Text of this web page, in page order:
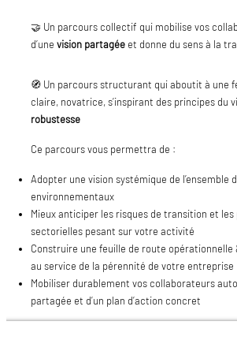
🤝 Un parcours collectif qui mobilise vos
d’une vision partagée et donne du sens à la
🧭 Un parcours structurant qui aboutit à une
claire, novatrice, s’inspirant des principes du
robustesse
Ce parcours vous permettra de :
Adopter une vision systémique de l’ensemble
environnementaux
Mieux anticiper les risques de transition et les
sectorielles pesant sur votre activité
Construire une feuille de route opérationnelle
au service de la pérennité de votre entreprise
Mobiliser durablement vos collaborateurs
partagée et d’un plan d’action concret